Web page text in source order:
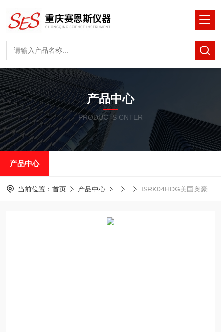
产品中心
PRODUCTS CNTER
产品中心
当前位置： 首页 产品中心 ISRK04HDG美国奥豪斯恒温培养2D摇摆摇床